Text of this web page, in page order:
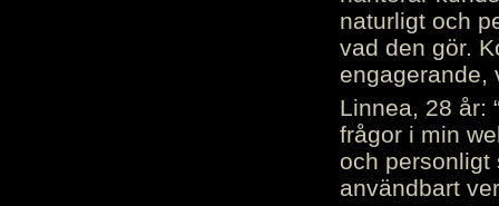
naturligt och
vad den gör.
engagerande,
Linnea, 28 år:
frågor i min
och personligt
användbart